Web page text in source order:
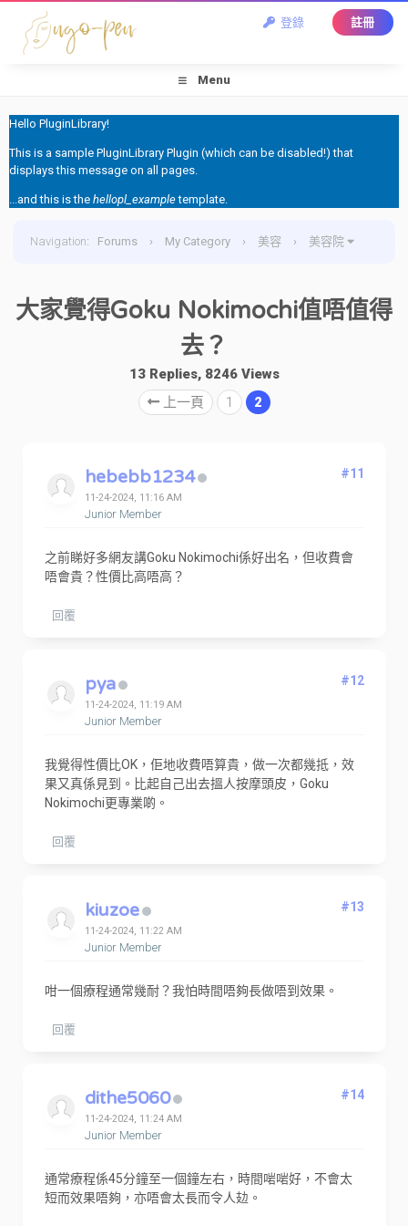
登錄 註冊
Menu
Hello PluginLibrary!
This is a sample PluginLibrary Plugin (which can be disabled!) that
displays this message on all pages.
...and this is the hellopl_exampletemplate.
Navigation: Forums › My Category › 美容 › 美容院
大家覺得Goku Nokimochi值唔值得
去？
13 Replies, 8246 Views
上一頁
1 2
hebebb1234
11-24-2024, 11:16 AM
Junior Member
#11
之前睇好多網友講Goku Nokimochi係好出名，但收費會
唔會貴？性價比高唔高？
回覆
pya
11-24-2024, 11:19 AM
Junior Member
#12
我覺得性價比OK，佢地收費唔算貴，做一次都幾抵，效
果又真係見到。比起自己出去搵人按摩頭皮，Goku
Nokimochi更專業啲。
回覆
kiuzoe
11-24-2024, 11:22 AM
Junior Member
#13
咁一個療程通常幾耐？我怕時間唔夠長做唔到效果。
回覆
dithe5060
11-24-2024, 11:24 AM
Junior Member
#14
通常療程係45分鐘至一個鐘左右，時間啱啱好，不會太
短而效果唔夠，亦唔會太長而令人攰。